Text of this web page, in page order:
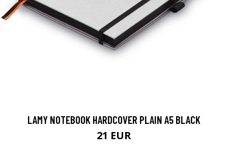
LAMY NOTEBOOK HARDCOVER PLAIN A5 BLACK
21 EUR